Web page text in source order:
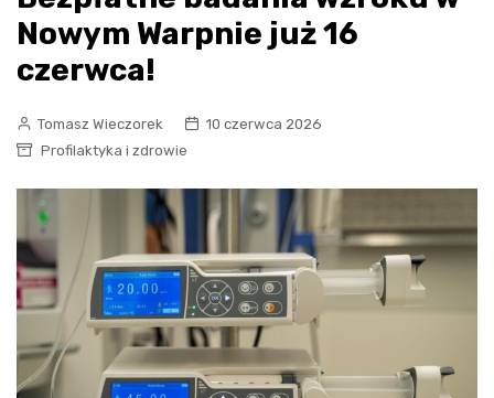
Nowym Warpnie już 16
czerwca!
Tomasz Wieczorek
10 czerwca 2026
Profilaktyka i zdrowie